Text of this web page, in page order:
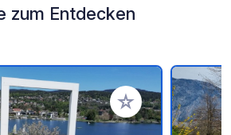
zum Entdecken
Zu Ihren Favoriten